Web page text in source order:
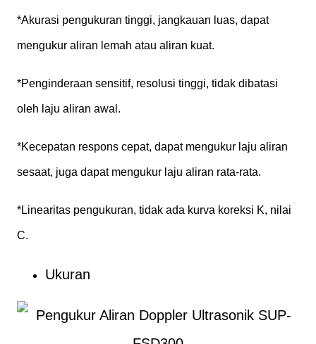
*Akurasi pengukuran tinggi, jangkauan luas, dapat
mengukur aliran lemah atau aliran kuat.
*Penginderaan sensitif, resolusi tinggi, tidak dibatasi
oleh laju aliran awal.
*Kecepatan respons cepat, dapat mengukur laju aliran
sesaat, juga dapat mengukur laju aliran rata-rata.
*Linearitas pengukuran, tidak ada kurva koreksi K, nilai
C.
Ukuran